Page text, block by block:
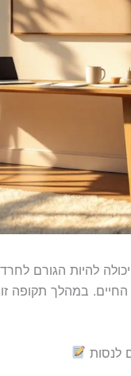
במהלך תקופה זו,
לנסות